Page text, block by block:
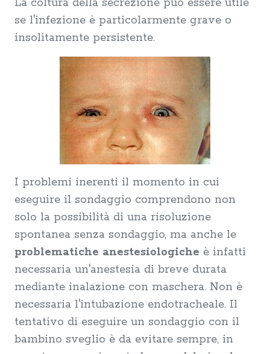
La coltura della secrezione può essere utile
se l'infezione è particolarmente grave o
insolitamente persistente.
I problemi inerenti il momento in cui
eseguire il sondaggio comprendono non
solo la possibilità di una risoluzione
spontanea senza sondaggio, ma anche le
problematiche anestesiologiche è infatti
necessaria un'anestesia di breve durata
mediante inalazione con maschera. Non è
necessaria l'intubazione endotracheale. Il
tentativo di eseguire un sondaggio con il
bambino sveglio è da evitare sempre, in